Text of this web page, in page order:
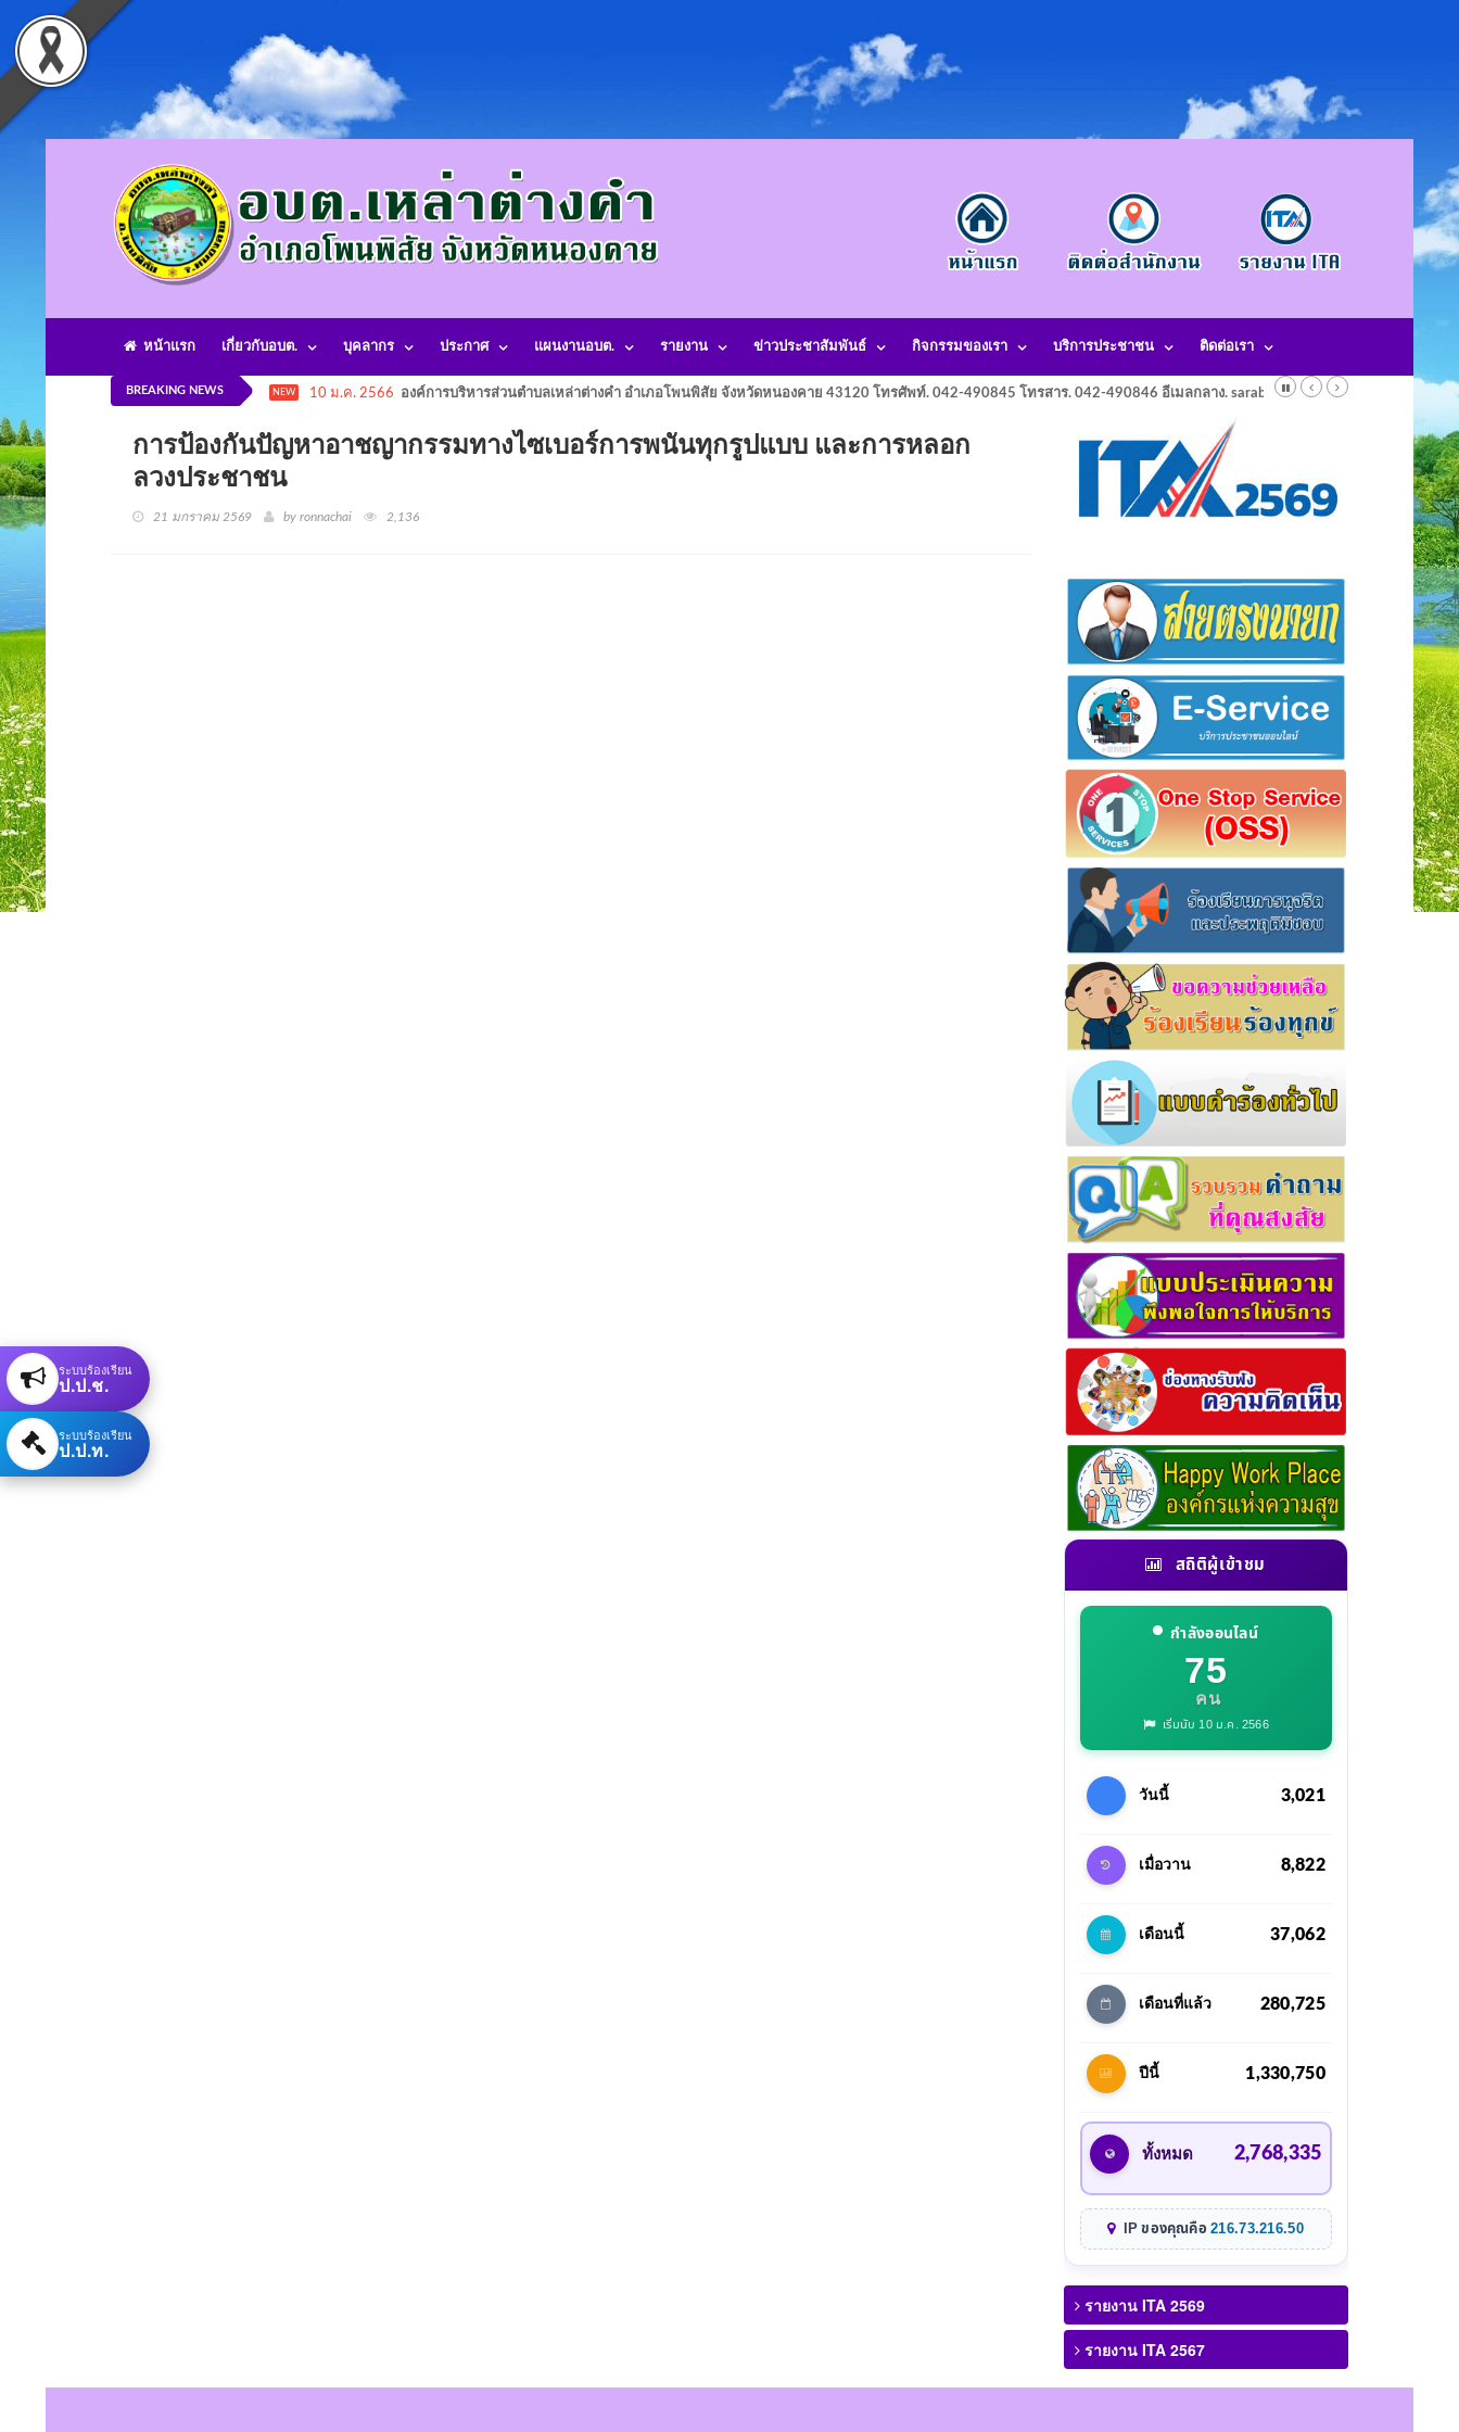
หน้าแรก เกี่ยวกับอบต. บุคลากร ประกาศ แผนงานอบต. รายงาน ข่าวประชาสัมพันธ์ กิจกรรมของเรา บริการประชาชน ติดต่อเรา
BREAKING NEWS NEW 10 ม.ค. 2566 องค์การบริหารส่วนตำบลเหล่าต่างคำ อำเภอโพนพิสัย จังหวัดหนองคาย 43120 โทรศัพท์. 042-490845 โทรสาร. 042-490846 อีเมลกลาง. saraban@laotangkham.go.th
การป้องกันปัญหาอาชญากรรมทางไซเบอร์การพนันทุกรูปแบบ และการหลอก
ลวงประชาชน
21 มกราคม 2569 by ronnachai 2,136
สถิติผู้เข้าชม
กำลังออนไลน์
75
คน
เริ่มนับ 10 ม.ค. 2566
วันนี้ 3,021
เมื่อวาน 8,822
เดือนนี้ 37,062
เดือนที่แล้ว 280,725
ปีนี้ 1,330,750
ทั้งหมด 2,768,335
IP ของคุณคือ216.73.216.50
รายงาน ITA 2569
รายงาน ITA 2567
ระบบร้องเรียน
ป.ป.ช.
ระบบร้องเรียน
ป.ป.ท.